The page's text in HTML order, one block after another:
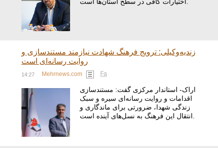
زندیه‌وکیلی: ترویج فرهنگ شهادت نیازمند مستندسازی و
روایت رسانه‌ای است
14:27 Mehrnews.com Fa
اراک- استاندار مرکزی گفت: مستندسازی
اقدامات و روایت رسانه‌ای سیره و سبک
زندگی شهدا، ضرورتی برای ماندگاری و